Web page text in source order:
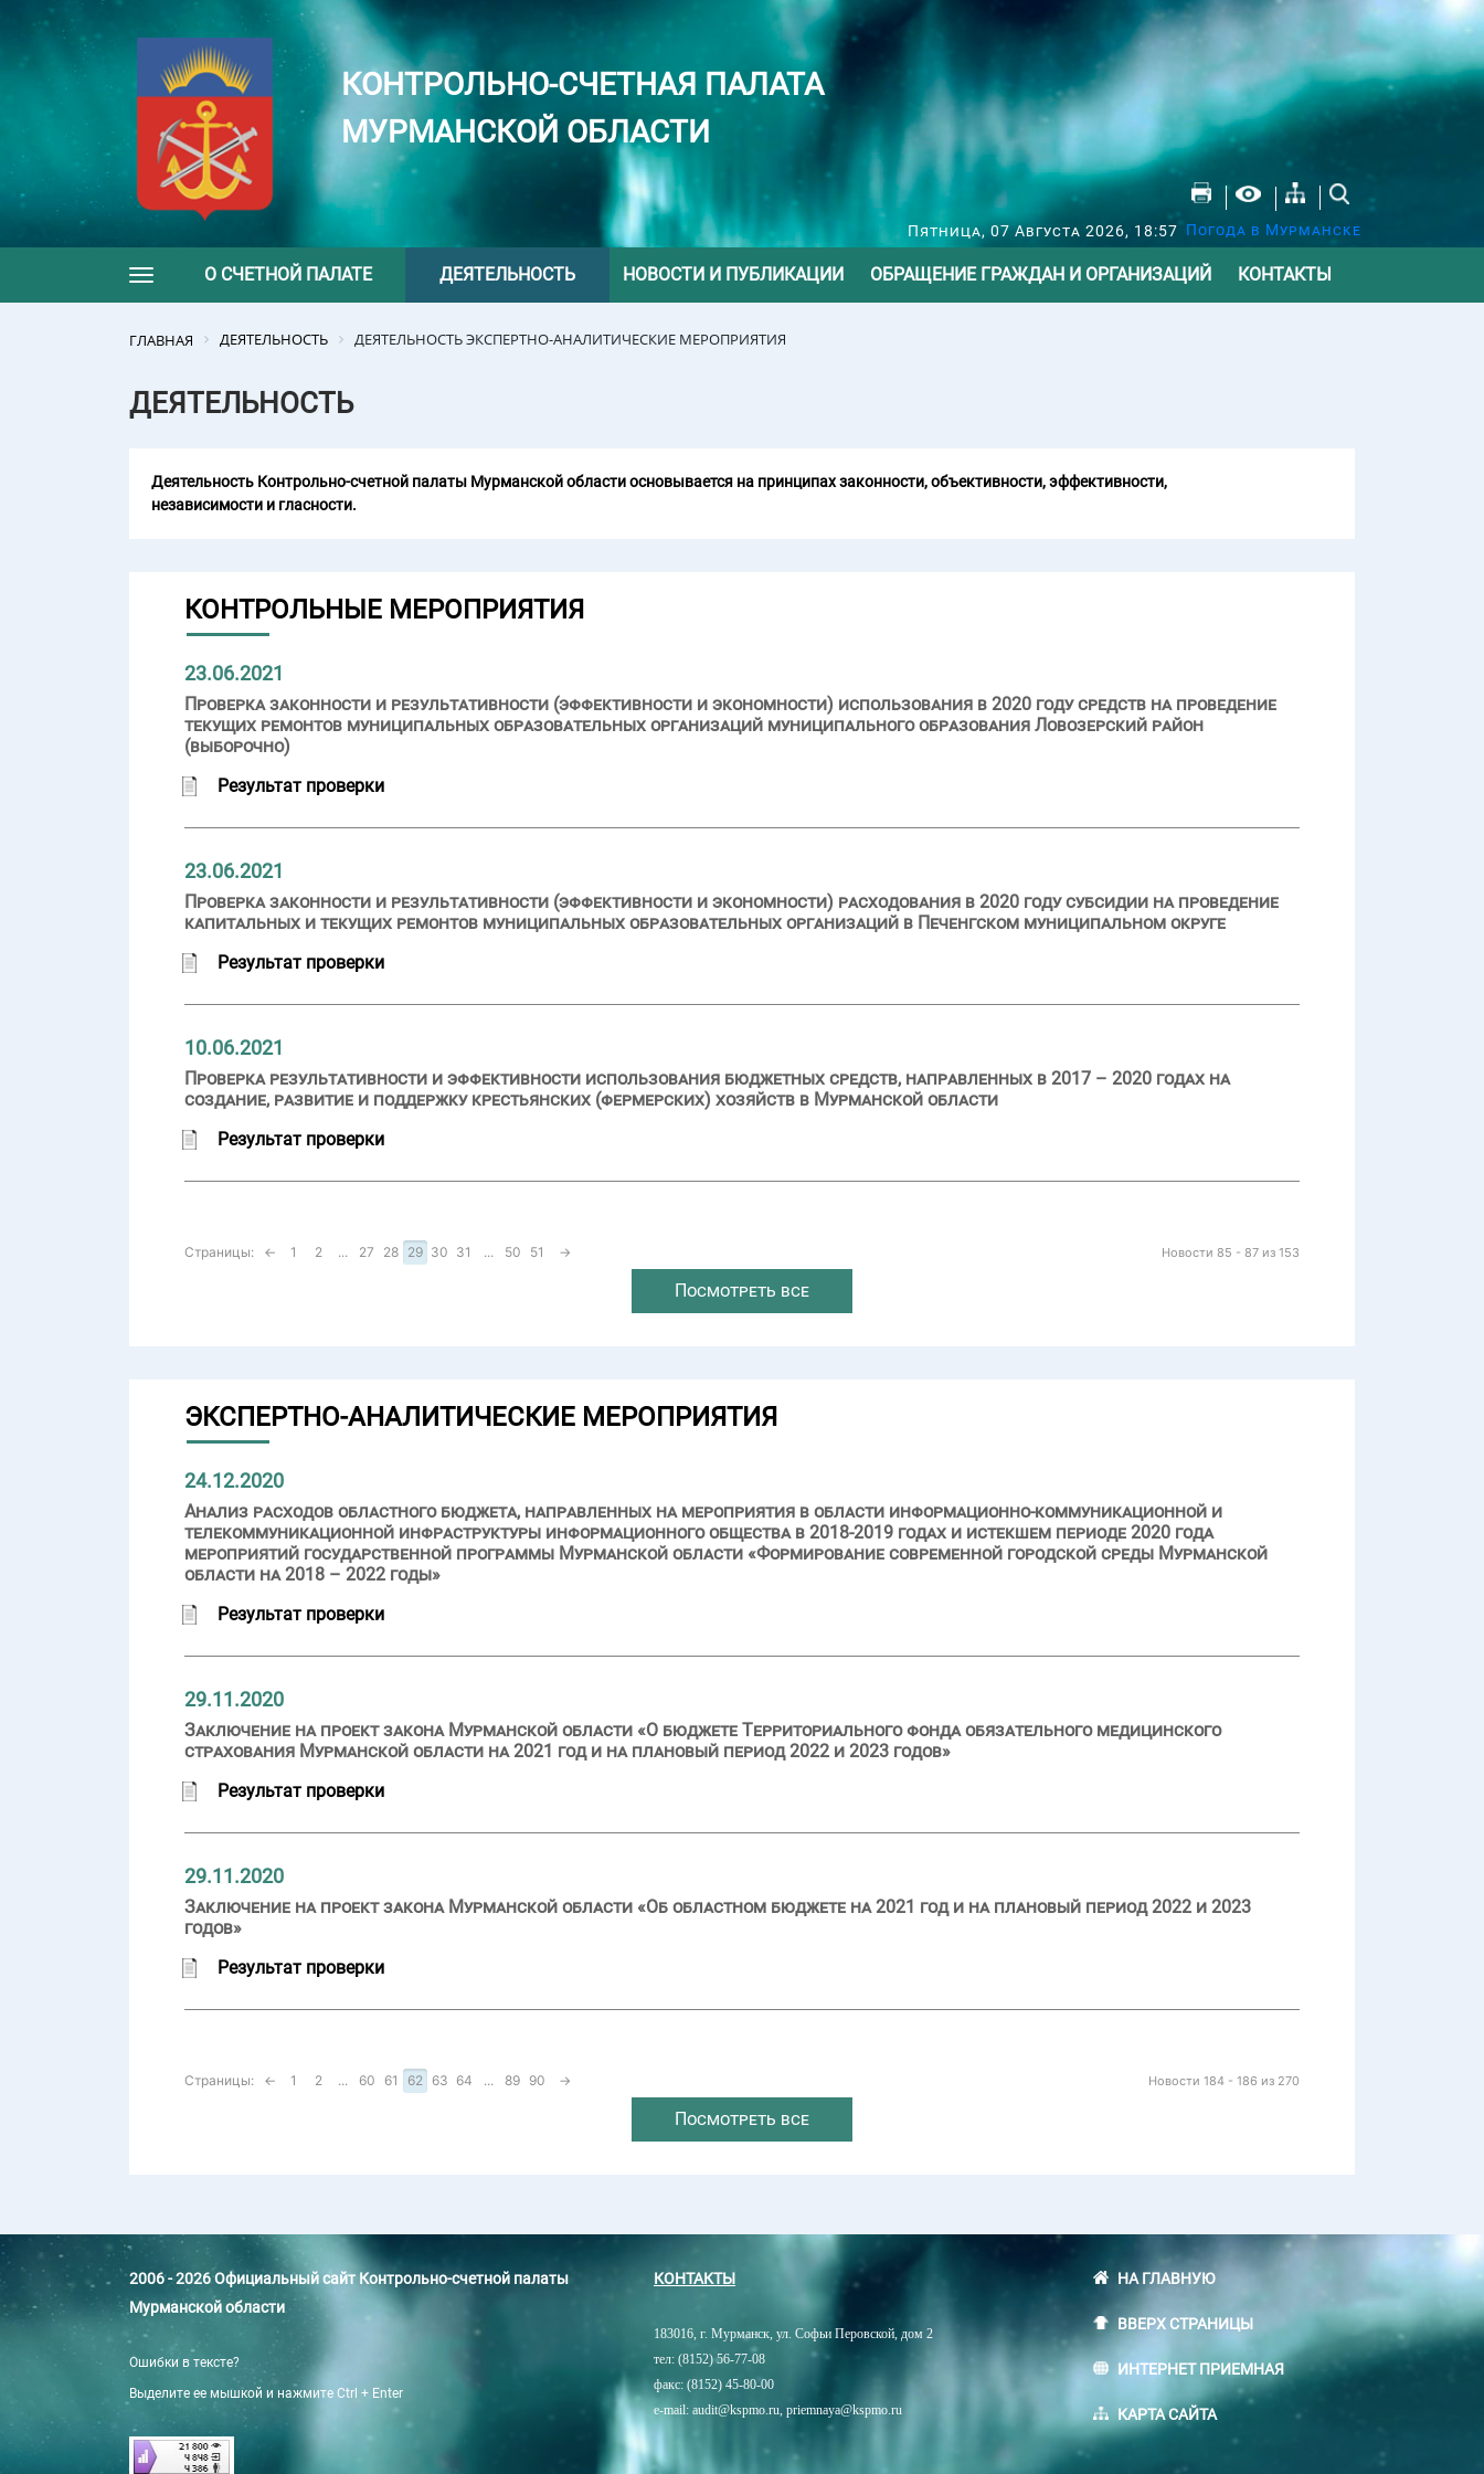
КОНТРОЛЬНО-СЧЕТНАЯ ПАЛАТА
МУРМАНСКОЙ ОБЛАСТИ
Пятница, 07 Августа 2026, 18:57 Погода в Мурманске
Toggle navigation
О СЧЕТНОЙ ПАЛАТЕ ДЕЯТЕЛЬНОСТЬ НОВОСТИ И ПУБЛИКАЦИИ ОБРАЩЕНИЕ ГРАЖДАН И ОРГАНИЗАЦИЙ КОНТАКТЫ
ГЛАВНАЯ ДЕЯТЕЛЬНОСТЬ ДЕЯТЕЛЬНОСТЬ ЭКСПЕРТНО-АНАЛИТИЧЕСКИЕ МЕРОПРИЯТИЯ
ДЕЯТЕЛЬНОСТЬ
Деятельность Контрольно-счетной палаты Мурманской области основывается на принципах законности, объективности, эффективности,
независимости и гласности.
КОНТРОЛЬНЫЕ МЕРОПРИЯТИЯ
23.06.2021
Проверка законности и результативности (эффективности и экономности) использования в 2020 году средств на проведение
текущих ремонтов муниципальных образовательных организаций муниципального образования Ловозерский район
(выборочно)
Результат проверки
23.06.2021
Проверка законности и результативности (эффективности и экономности) расходования в 2020 году субсидии на проведение
капитальных и текущих ремонтов муниципальных образовательных организаций в Печенгском муниципальном округе
Результат проверки
10.06.2021
Проверка результативности и эффективности использования бюджетных средств, направленных в 2017 – 2020 годах на
создание, развитие и поддержку крестьянских (фермерских) хозяйств в Мурманской области
Результат проверки
Новости 85 - 87 из 153
Страницы: ← 1 2 ... 27 28 29 30 31 ... 50 51 →
Посмотреть все
ЭКСПЕРТНО-АНАЛИТИЧЕСКИЕ МЕРОПРИЯТИЯ
24.12.2020
Анализ расходов областного бюджета, направленных на мероприятия в области информационно-коммуникационной и
телекоммуникационной инфраструктуры информационного общества в 2018-2019 годах и истекшем периоде 2020 года
мероприятий государственной программы Мурманской области «Формирование современной городской среды Мурманской
области на 2018 – 2022 годы»
Результат проверки
29.11.2020
Заключение на проект закона Мурманской области «О бюджете Территориального фонда обязательного медицинского
страхования Мурманской области на 2021 год и на плановый период 2022 и 2023 годов»
Результат проверки
29.11.2020
Заключение на проект закона Мурманской области «Об областном бюджете на 2021 год и на плановый период 2022 и 2023
годов»
Результат проверки
Новости 184 - 186 из 270
Страницы: ← 1 2 ... 60 61 62 63 64 ... 89 90 →
Посмотреть все
2006 - 2026 Официальный сайт Контрольно-счетной палаты
Мурманской области
Ошибки в тексте?
Выделите ее мышкой и нажмите Ctrl + Enter
КОНТАКТЫ
183016, г. Мурманск, ул. Софьи Перовской, дом 2
тел: (8152) 56-77-08
факс: (8152) 45-80-00
e-mail: audit@kspmo.ru, priemnaya@kspmo.ru
НА ГЛАВНУЮ
ВВЕРХ СТРАНИЦЫ
ИНТЕРНЕТ ПРИЕМНАЯ
КАРТА САЙТА